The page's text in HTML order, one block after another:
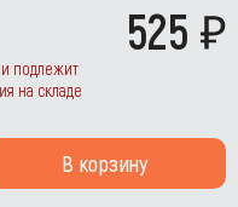
525
подлежит
на складе
В корзину